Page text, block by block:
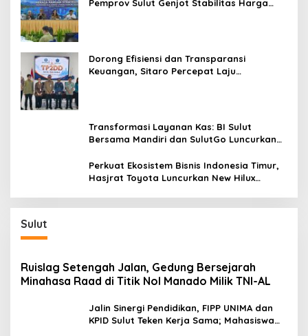
Pemprov Sulut Genjot Stabilitas Harga
Dorong Efisiensi dan Transparansi
Keuangan, Sitaro Percepat Laju
Transformasi Layanan Kas: BI Sulut
Bersama Mandiri dan SulutGo Luncurkan
Kepulauan
Perkuat Ekosistem Bisnis Indonesia Timur,
Hasjrat Toyota Luncurkan New Hilux
Sulut
Ruislag Setengah Jalan, Gedung Bersejarah
Minahasa Raad di Titik Nol Manado Milik TNI-AL
Jalin Sinergi Pendidikan, FIPP UNIMA dan
KPID Sulut Teken Kerja Sama; Mahasiswa